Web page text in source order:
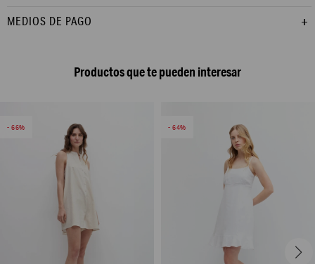
MEDIOS DE PAGO
Productos que te pueden interesar
66 64